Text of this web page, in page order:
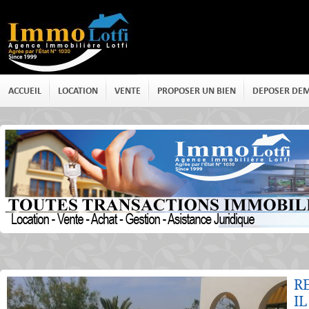
ACCUEIL LOCATION VENTE PROPOSER UN BIEN DEPOSER
Détails
IL